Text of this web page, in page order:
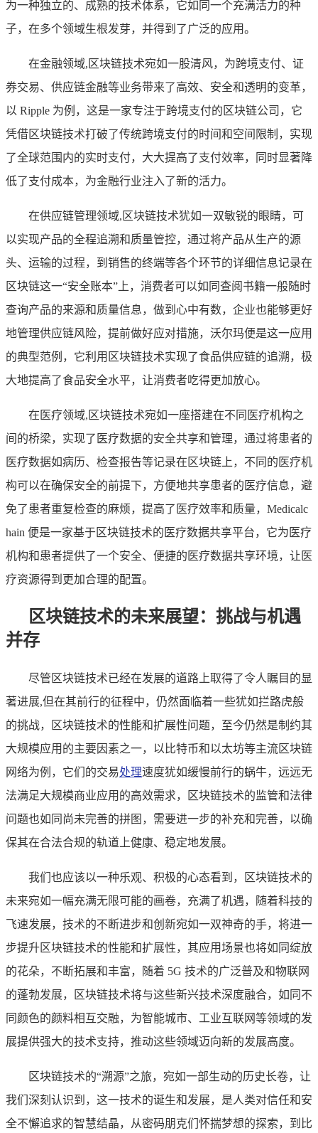
为一种独立的、成熟的技术体系，它如同一个充满活力的种
子，在多个领域生根发芽，并得到了广泛的应用。
在金融领域,区块链技术宛如一股清风，为跨境支付、证
券交易、供应链金融等业务带来了高效、安全和透明的变革，
以 Ripple 为例，这是一家专注于跨境支付的区块链公司，它
凭借区块链技术打破了传统跨境支付的时间和空间限制，实现
了全球范围内的实时支付，大大提高了支付效率，同时显著降
低了支付成本，为金融行业注入了新的活力。
在供应链管理领域,区块链技术犹如一双敏锐的眼睛，可
以实现产品的全程追溯和质量管控，通过将产品从生产的源
头、运输的过程，到销售的终端等各个环节的详细信息记录在
区块链这一“安全账本”上，消费者可以如同查阅书籍一般随时
查询产品的来源和质量信息，做到心中有数，企业也能够更好
地管理供应链风险，提前做好应对措施，沃尔玛便是这一应用
的典型范例，它利用区块链技术实现了食品供应链的追溯，极
大地提高了食品安全水平，让消费者吃得更加放心。
在医疗领域,区块链技术宛如一座搭建在不同医疗机构之
间的桥梁，实现了医疗数据的安全共享和管理，通过将患者的
医疗数据如病历、检查报告等记录在区块链上，不同的医疗机
构可以在确保安全的前提下，方便地共享患者的医疗信息，避
免了患者重复检查的麻烦，提高了医疗效率和质量，Medicalc
hain 便是一家基于区块链技术的医疗数据共享平台，它为医疗
机构和患者提供了一个安全、便捷的医疗数据共享环境，让医
疗资源得到更加合理的配置。
区块链技术的未来展望：挑战与机遇
并存
尽管区块链技术已经在发展的道路上取得了令人瞩目的显
著进展,但在其前行的征程中，仍然面临着一些犹如拦路虎般
的挑战，区块链技术的性能和扩展性问题，至今仍然是制约其
大规模应用的主要因素之一，以比特币和以太坊等主流区块链
网络为例，它们的交易处理速度犹如缓慢前行的蜗牛，远远无
法满足大规模商业应用的高效需求，区块链技术的监管和法律
问题也如同尚未完善的拼图，需要进一步的补充和完善，以确
保其在合法合规的轨道上健康、稳定地发展。
我们也应该以一种乐观、积极的心态看到，区块链技术的
未来宛如一幅充满无限可能的画卷，充满了机遇，随着科技的
飞速发展，技术的不断进步和创新宛如一双神奇的手，将进一
步提升区块链技术的性能和扩展性，其应用场景也将如同绽放
的花朵，不断拓展和丰富，随着 5G 技术的广泛普及和物联网
的蓬勃发展，区块链技术将与这些新兴技术深度融合，如同不
同颜色的颜料相互交融，为智能城市、工业互联网等领域的发
展提供强大的技术支持，推动这些领域迈向新的发展高度。
区块链技术的“溯源”之旅，宛如一部生动的历史长卷，让
我们深刻认识到，这一技术的诞生和发展，是人类对信任和安
全不懈追求的智慧结晶，从密码朋克们怀揣梦想的探索，到比